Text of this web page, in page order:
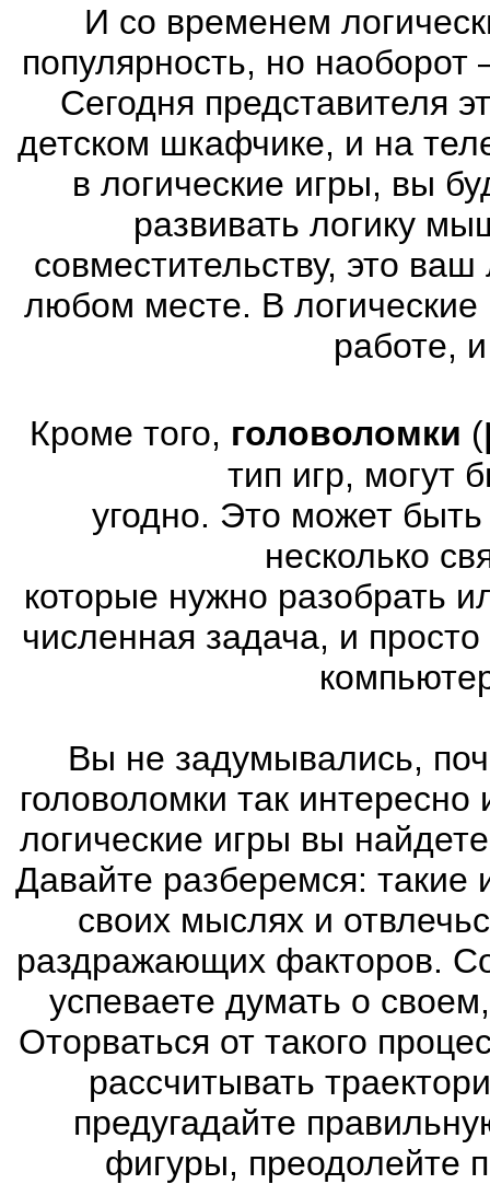
И со временем
популярность, но наоборот
Сегодня представителя
детском шкафчике, и на
в логические игры, вы
развивать логику
совместительству, это
любом месте. В
работе,
Кроме того, головоломки (
тип игр, могут
угодно. Это может
несколько
которые нужно разобрать
численная задача, и
Вы не задумывались,
головоломки так
логические игры вы
Давайте разберемся: такие
своих мыслях и
раздражающих факторов.
успеваете думать о
Оторваться от такого
рассчитывать
предугадайте
фигуры, преодолейте